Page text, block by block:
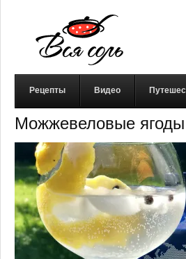
Рецепты Видео
Можжевеловые ягоды